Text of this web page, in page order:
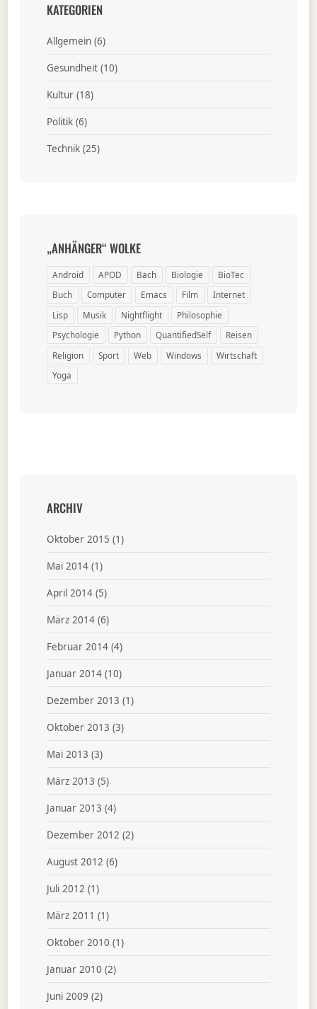
KATEGORIEN
Allgemein(6)
Gesundheit(10)
Kultur(18)
Politik(6)
Technik(25)
„ANHÄNGER“ WOLKE
Android APOD Bach Biologie
BioTec
Buch
Computer Emacs Film
Internet
Lisp
Musik Nightflight
Philosophie
Psychologie
Python QuantifiedSelf
Reisen
Religion
Sport Web Windows
Wirtschaft
Yoga
ARCHIV
Oktober 2015 (1)
Mai 2014(1)
April 2014(5)
März 2014(6)
Februar 2014(4)
Januar 2014(10)
Dezember 2013 (1)
Oktober 2013 (3)
Mai 2013 (3)
März 2013 (5)
Januar 2013 (4)
Dezember 2012 (2)
August 2012 (6)
Juli 2012 (1)
März 2011 (1)
Oktober 2010 (1)
Januar 2010 (2)
Juni 2009 (2)